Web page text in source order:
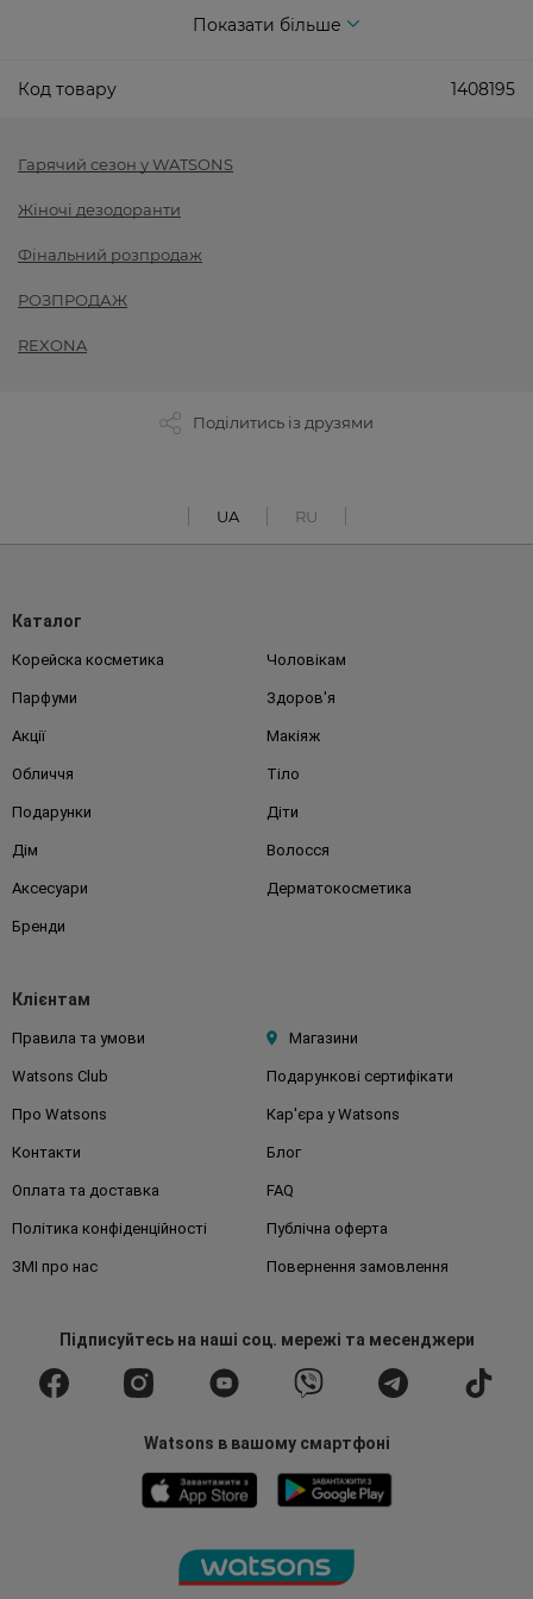
Показати більше
Код товару 1408195
Гарячий сезон у WATSONS
Жіночі дезодоранти
Фінальний розпродаж
РОЗПРОДАЖ
REXONA
Поділитись із друзями
UA RU
Каталог
Корейска косметика Чоловікам
Парфуми Здоров'я
Акції Макіяж
Обличчя Тіло
Подарунки Діти
Дім Волосся
Аксесуари Дерматокосметика
Бренди
Клієнтам
Правила та умови Магазини
Watsons Club Подарункові сертифікати
Про Watsons Кар'єра у Watsons
Контакти Блог
Оплата та доставка FAQ
Політика конфіденційності Публічна оферта
ЗМІ про нас Повернення замовлення
Підписуйтесьна наші соц. мережі та месенджери
Watsons в вашому смартфоні